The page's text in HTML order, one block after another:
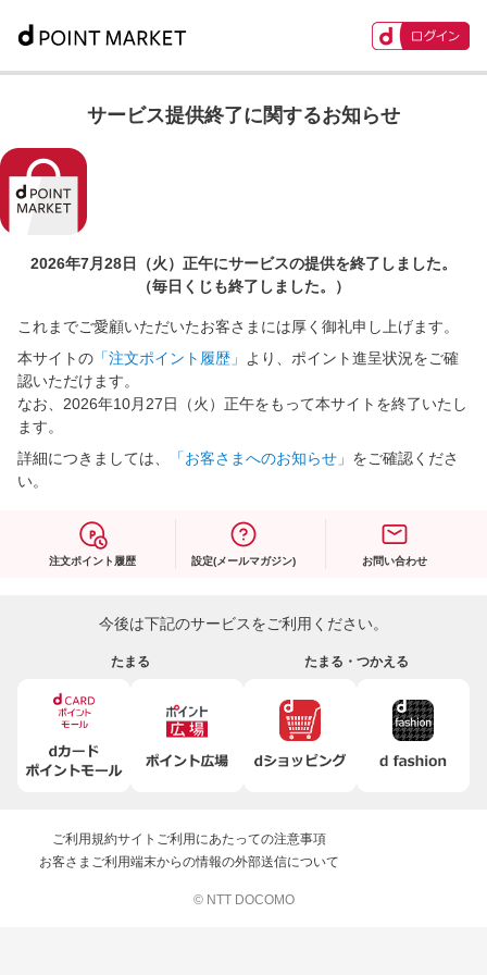
サービス提供終了に関するお知らせ
2026年7月28日（火）正午にサービスの提供を終了しました。
（毎日くじも終了しました。）
これまでご愛顧いただいたお客さまには厚く御礼申し上げます。
本サイトの 「注文ポイント履歴」
より、ポイント進呈状況をご確
認いただけます。
なお、2026年10月27日（火）正午をもって本サイトを終了いたし
ます。
詳細につきましては、
「お客さまへのお知らせ」 をご確認くださ
い。
注文ポイント履歴 設定(メールマガジン) お問い合わせ
今後は下記のサービスをご利用ください。
たまる たまる・つかえる
ご利用規約サイトご利用にあたっての注意事項
お客さまご利用端末からの情報の外部送信について
© NTT DOCOMO